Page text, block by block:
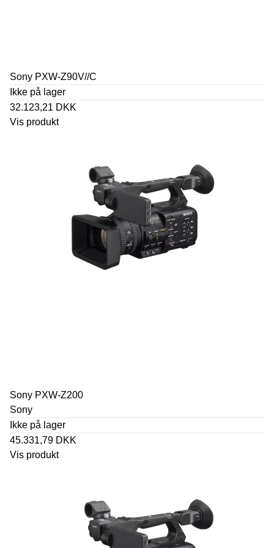
Sony PXW-Z90V//C
Ikke på lager
32.123,21 DKK
Vis produkt
Sony PXW-Z200
Sony
Ikke på lager
45.331,79 DKK
Vis produkt